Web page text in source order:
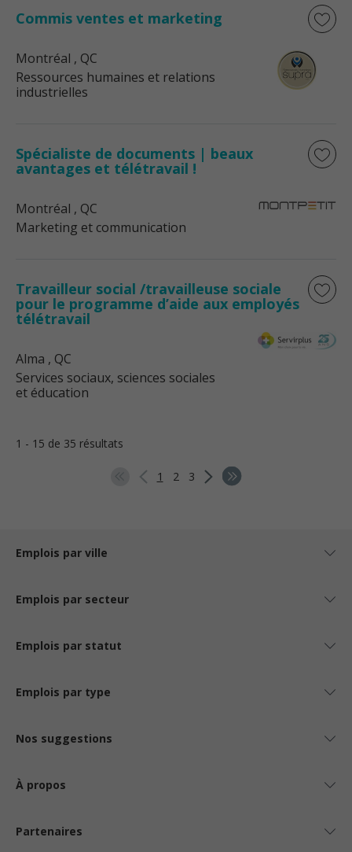
Commis ventes et marketing
Montréal , QC
Ressources humaines et relations
industrielles
Spécialiste de documents | beaux
avantages et télétravail !
Montréal , QC
Marketing et communication
Travailleur social /travailleuse sociale
pour le programme d’aide aux employés
télétravail
Alma , QC
Services sociaux, sciences sociales
et éducation
1 - 15 de 35 résultats
1 2 3
Emplois par ville
Emplois par secteur
Emplois par statut
Emplois par type
Nos suggestions
À propos
Partenaires